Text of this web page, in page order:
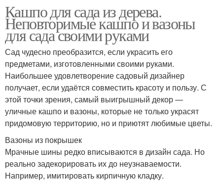
Кашпо для сада из дерева.
Неповторимые кашпо и вазоны
для сада своими руками
Сад чудесно преобразится, если украсить его
предметами, изготовленными своими руками.
Наибольшее удовлетворение садовый дизайнер
получает, если удаётся совместить красоту и пользу. С
этой точки зрения, самый выигрышный декор —
уличные кашпо и вазоны, которые не только украсят
придомовую территорию, но и приютят любимые цветы.
Вазоны из покрышек
Мрачные шины редко вписываются в дизайн сада. Но
реально задекорировать их до неузнаваемости.
Например, имитировать кирпичную кладку.